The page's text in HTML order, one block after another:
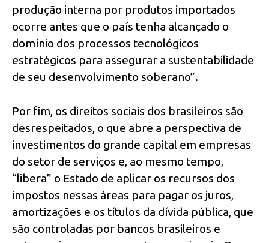
produção interna por produtos importados
ocorre antes que o país tenha alcançado o
domínio dos processos tecnológicos
estratégicos para assegurar a sustentabilidade
de seu desenvolvimento soberano”.
Por fim, os direitos sociais dos brasileiros são
desrespeitados, o que abre a perspectiva de
investimentos do grande capital em empresas
do setor de serviços e, ao mesmo tempo,
“libera” o Estado de aplicar os recursos dos
impostos nessas áreas para pagar os juros,
amortizações e os títulos da dívida pública, que
são controladas por bancos brasileiros e